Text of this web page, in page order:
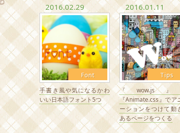
2016.02.29
Font
手書き風や気になるかわ
いい日本語フォント5つ
2016.01.11
Tips
『wow.js』
『Animate.css』でア
ーションをつけて動
あるページをつくる